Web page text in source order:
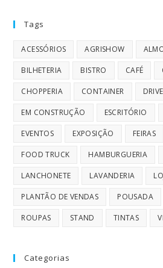
Tags
ACESSÓRIOS AGRISHOW
BILHETERIA BISTRO CAFÉ
CHOPPERIA CONTAINER
EM CONSTRUÇÃO ESCRITÓRIO
EVENTOS EXPOSIÇÃO FEIRAS
FOOD TRUCK HAMBURGUERIA
LANCHONETE LAVANDERIA
PLANTÃO DE VENDAS POUSADA
ROUPAS STAND TINTAS
Categorias